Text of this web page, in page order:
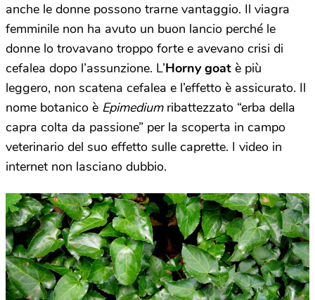
anche le donne possono trarne vantaggio. Il viagra
femminile non ha avuto un buon lancio perché le
donne lo trovavano troppo forte e avevano crisi di
cefalea dopo l’assunzione. L’Horny goat è più
leggero, non scatena cefalea e l’effetto è assicurato. Il
nome botanico è Epimediumribattezzato “erba della
capra colta da passione” per la scoperta in campo
veterinario del suo effetto sulle caprette. I video in
internet non lasciano dubbio.